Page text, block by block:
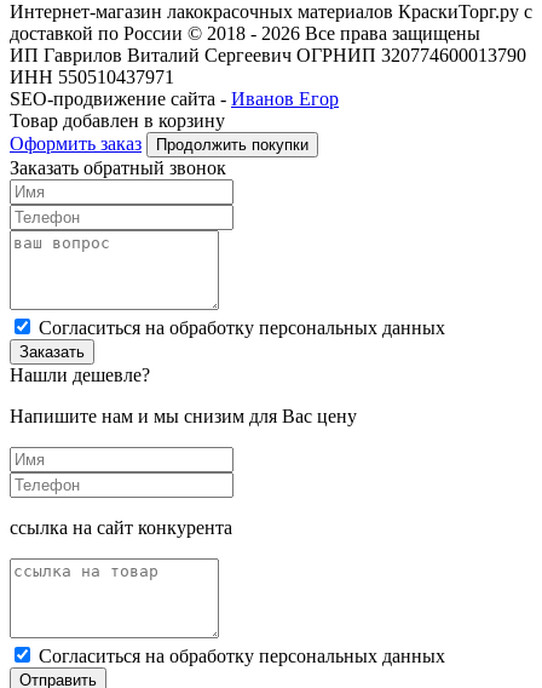
Интернет-магазин лакокрасочных материалов КраскиТорг.ру с
доставкой по России © 2018 - 2026 Все права защищены
ИП Гаврилов Виталий Сергеевич ОГРНИП 320774600013790
ИНН 550510437971
SEO-продвижение сайта - Иванов Егор
Товар добавлен в корзину
Оформить заказ
Продолжить покупки
Заказать обратный звонок
Cогласиться на обработку персональных данных
Заказать
Нашли дешевле?
Напишите нам и мы снизим для Вас цену
ссылка на сайт конкурента
Cогласиться на обработку персональных данных
Отправить